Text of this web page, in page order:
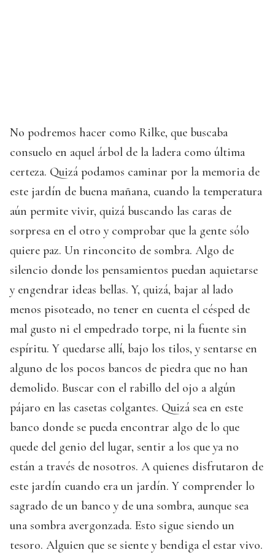
No podremos hacer como Rilke, que buscaba
consuelo en aquel árbol de la ladera como última
certeza. Quizá podamos caminar por la memoria de
este jardín de buena mañana, cuando la temperatura
aún permite vivir, quizá buscando las caras de
sorpresa en el otro y comprobar que la gente sólo
quiere paz. Un rinconcito de sombra. Algo de
silencio donde los pensamientos puedan aquietarse
y engendrar ideas bellas. Y, quizá, bajar al lado
menos pisoteado, no tener en cuenta el césped de
mal gusto ni el empedrado torpe, ni la fuente sin
espíritu. Y quedarse allí, bajo los tilos, y sentarse en
alguno de los pocos bancos de piedra que no han
demolido. Buscar con el rabillo del ojo a algún
pájaro en las casetas colgantes. Quizá sea en este
banco donde se pueda encontrar algo de lo que
quede del genio del lugar, sentir a los que ya no
están a través de nosotros. A quienes disfrutaron de
este jardín cuando era un jardín. Y comprender lo
sagrado de un banco y de una sombra, aunque sea
una sombra avergonzada. Esto sigue siendo un
tesoro. Alguien que se siente y bendiga el estar vivo.